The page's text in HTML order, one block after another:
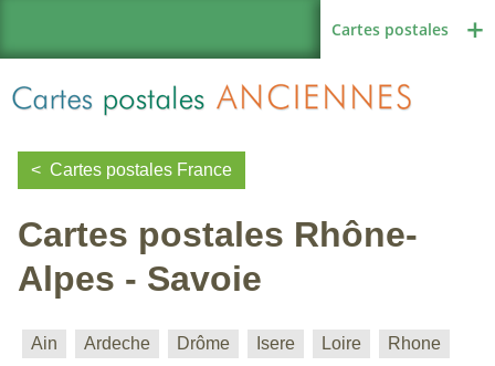
Cartes postales
Région de France
Autres pays
Cartes postales France
Cartes postales Rhône-
Alpes - Savoie
Ain Ardeche Drôme Isere Loire Rhone